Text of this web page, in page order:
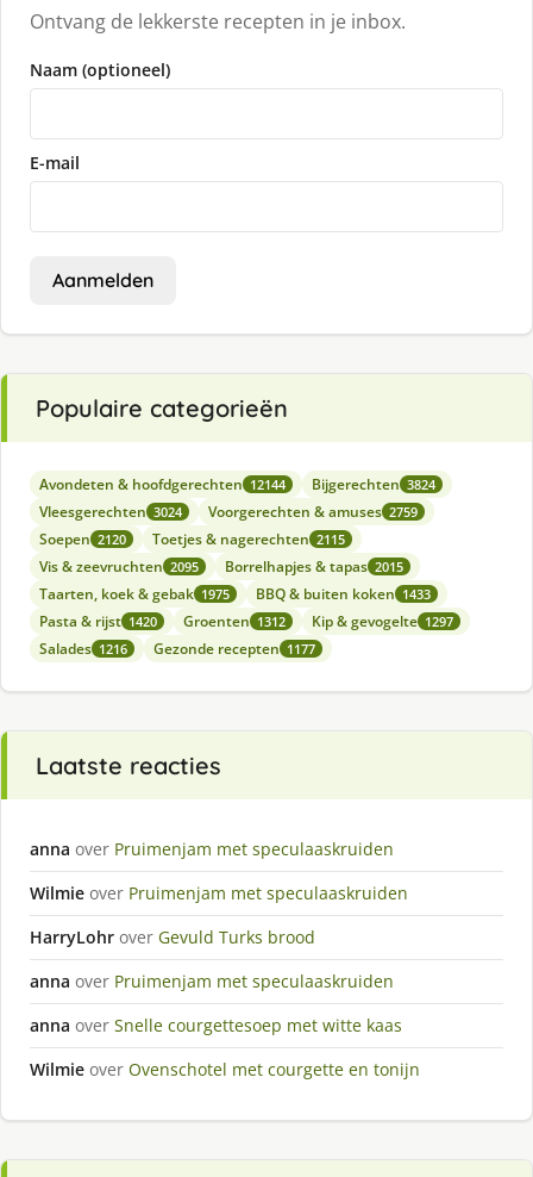
Ontvang de lekkerste recepten in je inbox.
Naam (optioneel)
E-mail
Aanmelden
Populaire categorieën
Avondeten & hoofdgerechten 12144 Bijgerechten 3824
Vleesgerechten 3024 Voorgerechten & amuses 2759
Soepen 2120 Toetjes & nagerechten 2115
Vis & zeevruchten 2095 Borrelhapjes & tapas 2015
Taarten, koek & gebak 1975 BBQ & buiten koken 1433
Pasta & rijst 1420 Groenten 1312 Kip & gevogelte 1297
Salades 1216 Gezonde recepten 1177
Laatste reacties
anna over Pruimenjam met speculaaskruiden
Wilmie over Pruimenjam met speculaaskruiden
HarryLohr over Gevuld Turks brood
anna over Pruimenjam met speculaaskruiden
anna over Snelle courgettesoep met witte kaas
Wilmie over Ovenschotel met courgette en tonijn